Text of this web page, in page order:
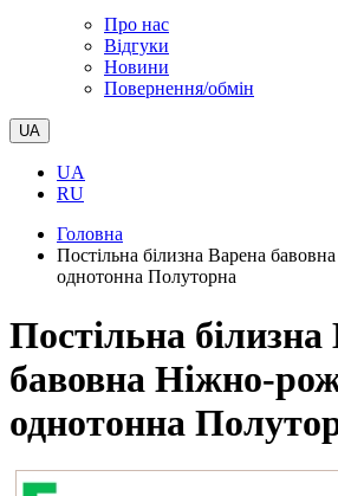
Про нас
Відгуки
Новини
Повернення/обмін
UA
UA
RU
Головна
Постільна білизна Варена
однотонна Полуторна
Постільна білизна
бавовна Ніжно-
однотонна